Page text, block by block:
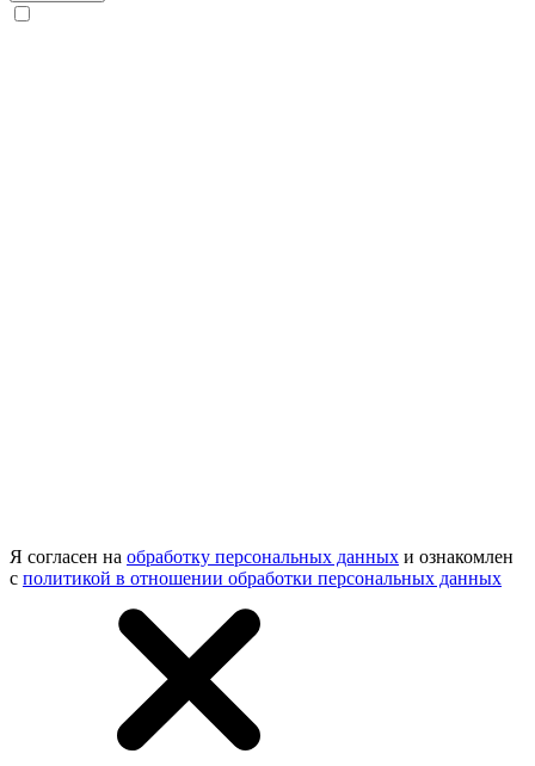
Я согласен на обработку персональных данных и ознакомлен
с политикой в отношении обработки персональных данных